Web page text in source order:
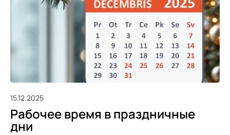
15.12.2025
Рабочее время в праздничные
дни